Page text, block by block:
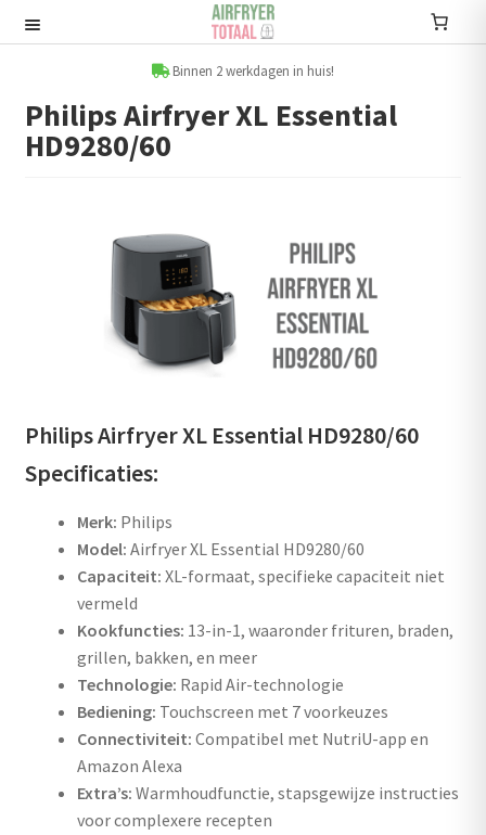
door
naar
Submenu
uitvouwen
Accessoires
Accessoire sets
Airfryers
Submenu
Outlet
Binnen 2 werkdagen in huis!
Philips Airfryer XL Essential
HD9280/60
Philips Airfryer XL Essential HD9280/60
Specificaties:
Merk: Philips
Model: Airfryer XL Essential HD9280/60
Capaciteit: XL-formaat, specifieke capaciteit niet
vermeld
Kookfuncties: 13-in-1, waaronder frituren, braden,
grillen, bakken, en meer
Technologie: Rapid Air-technologie
Bediening: Touchscreen met 7 voorkeuzes
Connectiviteit: Compatibel met NutriU-app en
Amazon Alexa
Extra’s: Warmhoudfunctie, stapsgewijze instructies
voor complexere recepten